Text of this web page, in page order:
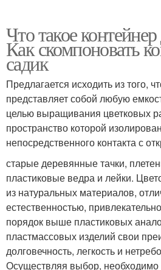
Что такое
Как скомпоновать
садик
Предлагается исходить из того,
представляет собой любую
целью выращивания цветковых
пространство которой
непосредственного контакта с
старые деревянные тачки,
пластиковые ведра и лейки.
из натуральных материалов,
естественностью,
порядок выше пластиковых
пластмассовых изделий свои
долговечность, легкость и
Осуществляя выбор,